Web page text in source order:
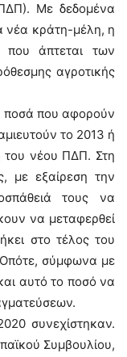
Με δεδομένα
νέα κράτη-μέλη, η
που άπτεται των
αγροτικής
ποσά που αφορούν
το 2013 ή
του νέου ΠΔΠ. Στη
με εξαίρεση την
τους να
να μεταφερθεί
στο τέλος του
σύμφωνα με
αυτό το ποσό να
συνεχίστηκαν.
Συμβουλίου,